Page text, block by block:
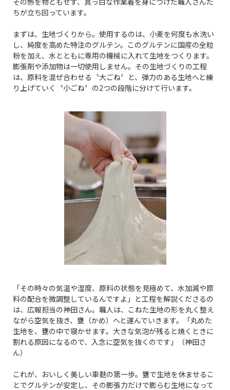
ちが立ち回っています。
まずは、生地づくりから。使用するのは、小麦を何度も水洗い
し、純度を高めた特注のグルテン。このグルテンに国産の全粒
粉を加え、水とともに専用の機械に入れて生地をつくります。
膨張剤や添加物は一切使用しません。その生地づくりの工程
は、原料を混ぜ合わせる〝大ごね〞と、弾力のある生地へと練
り上げていく〝小ごね〞の2つの段階に分けて行います。
「その時々の気温や湿度、原料の状態を見極めて、水加減や原
料の配合を微調整しているんですよ」と工程を解説くださるの
は、広報担当の神田さん。職人は、こねた生地の形を丸く整え
ながら空気を抜き、甕（かめ）へと運んでいきます。「丸めた
生地を、甕の中で寝かせます。大きな気泡が残ると焼くときに
割れる原因になるので、入念に空気を抜くのです」（神田さ
ん）
これが、おいしく美しい車麩の第一歩。甕で生地を休ませるこ
とでグルテンが安定し、その膨張力だけで膨らむ生地になって